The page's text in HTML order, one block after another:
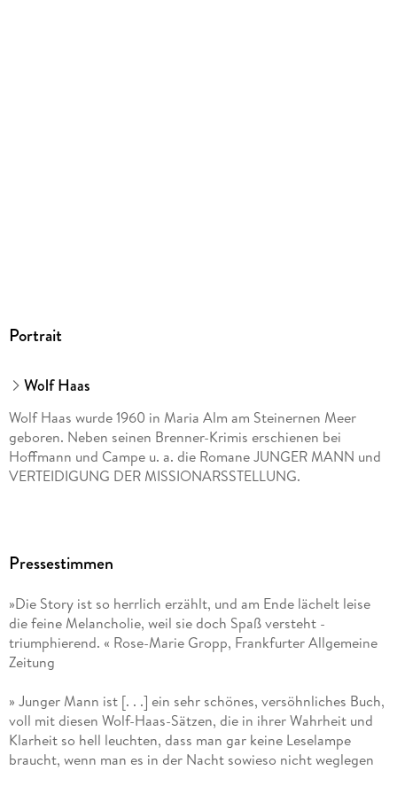
Portrait
Wolf Haas
Wolf Haas wurde 1960 in Maria Alm am Steinernen Meer
geboren. Neben seinen Brenner-Krimis erschienen bei
Hoffmann und Campe u. a. die Romane JUNGER MANN und
VERTEIDIGUNG DER MISSIONARSSTELLUNG.
Pressestimmen
»Die Story ist so herrlich erzählt, und am Ende lächelt leise
die feine Melancholie, weil sie doch Spaß versteht -
triumphierend. « Rose-Marie Gropp, Frankfurter Allgemeine
Zeitung
» Junger Mann ist [. . .] ein sehr schönes, versöhnliches Buch,
voll mit diesen Wolf-Haas-Sätzen, die in ihrer Wahrheit und
Klarheit so hell leuchten, dass man gar keine Leselampe
braucht, wenn man es in der Nacht sowieso nicht weglegen